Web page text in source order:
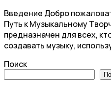
Введение Добро
Путь к Музыкальному
предназначен для всех,
создавать музыку,
Поиск